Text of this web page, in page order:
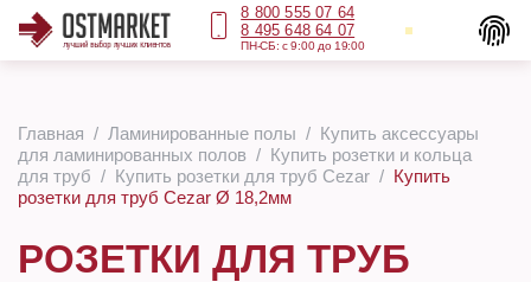
8 800 555 07 64
8 495 648 64 07
ПН-СБ: с 9:00 до 19:00
Главная Ламинированные полы
Купить аксессуары
для ламинированных полов
Купить розетки и кольца
для труб
Купить розетки для труб Cezar
Купить
розетки для труб Cezar Ø 18,2мм
РОЗЕТКИ ДЛЯ ТРУБ